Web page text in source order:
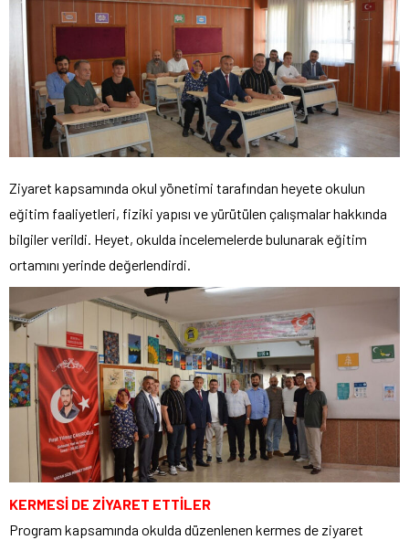
Ziyaret kapsamında okul yönetimi tarafından heyete okulun
eğitim faaliyetleri, fiziki yapısı ve yürütülen çalışmalar hakkında
bilgiler verildi. Heyet, okulda incelemelerde bulunarak eğitim
ortamını yerinde değerlendirdi.
KERMESİ DE ZİYARET ETTİLER
Program kapsamında okulda düzenlenen kermes de ziyaret